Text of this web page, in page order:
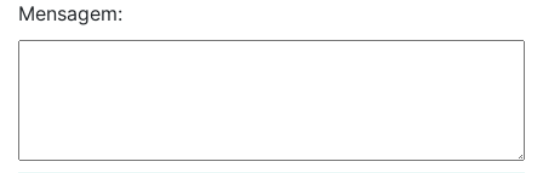
Mensagem: